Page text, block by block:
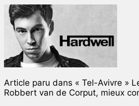
Article paru dans « Tel-Avivre »
Robbert van de Corput, mieux